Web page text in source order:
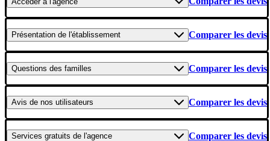
Présentation de l'établissement Comparer les devis
Questions des familles Comparer les devis
Avis de nos utilisateurs Comparer les devis
Services gratuits de l'agence Comparer les devis